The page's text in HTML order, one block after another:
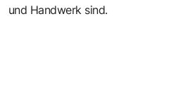
und Handwerk sind.